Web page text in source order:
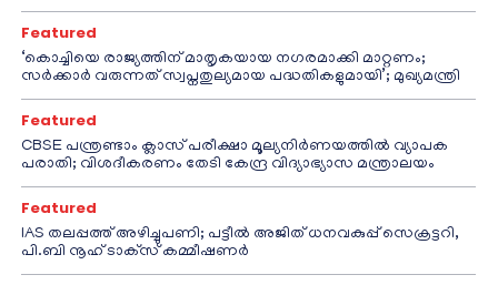
Featured
‘കൊച്ചിയെ രാജ്യത്തിന് മാതൃകയായ നഗരമാക്കി മാറ്റണം;
സർക്കാർ വരുന്നത് സ്വപ്നതുല്യമായ പദ്ധതികളുമായി’; മുഖ്യമന്ത്രി
Featured
CBSE പന്ത്രണ്ടാം ക്ലാസ് പരീക്ഷാ മൂല്യനിർണയത്തിൽ വ്യാപക
പരാതി; വിശദീകരണം തേടി കേന്ദ്ര വിദ്യാഭ്യാസ മന്ത്രാലയം
Featured
IAS തലപ്പത്ത് അഴിച്ചുപണി; പട്ടീല്‍ അജിത് ധനവകുപ്പ് സെക്രട്ടറി,
പി.ബി നൂഹ് ടാക്‌സ് കമ്മീഷണര്‍